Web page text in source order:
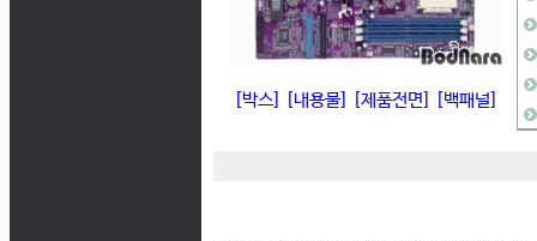
[박스] [내용물] [제품전면] [백패널]